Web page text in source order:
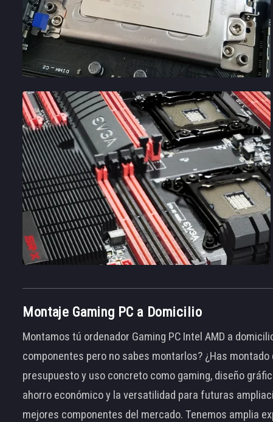
Montaje Gaming PC a Domicilio
Montamos tú ordenador Gaming PC Intel AMD a
componentes pero no sabes montarlos? ¿Has
presupuesto y uso concreto como gaming, diseño
ahorro económico y la versatilidad para futuras
mejores componentes del mercado. Tenemos amplia